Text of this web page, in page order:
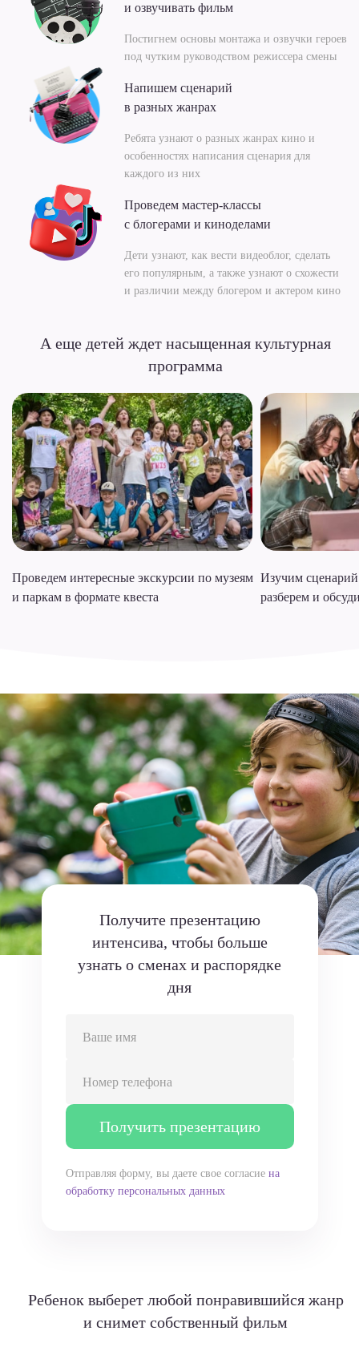
и озвучивать фильм
Постигнем основы монтажа и озвучки героев
под чутким руководством режиссера смены
Напишем сценарий
в разных жанрах
Ребята узнают о разных жанрах кино и
особенностях написания сценария для
каждого из них
Проведем мастер-классы
с блогерами и киноделами
Дети узнают, как вести видеоблог, сделать
его популярным, а также узнают о схожести
и различии между блогером и актером кино
А еще детей ждет насыщенная культурная
программа
Проведем интересные экскурсии по музеям
и паркам в формате квеста
Изучим
разберем и
Получите презентацию
интенсива, чтобы больше
узнать о сменах и распорядке
дня
Ваше имя
Номер телефона
Получить презентацию
Отправляя форму, вы даете свое согласие на
обработку персональных данных
Ребенок выберет любой понравившийся жанр
и снимет собственный фильм